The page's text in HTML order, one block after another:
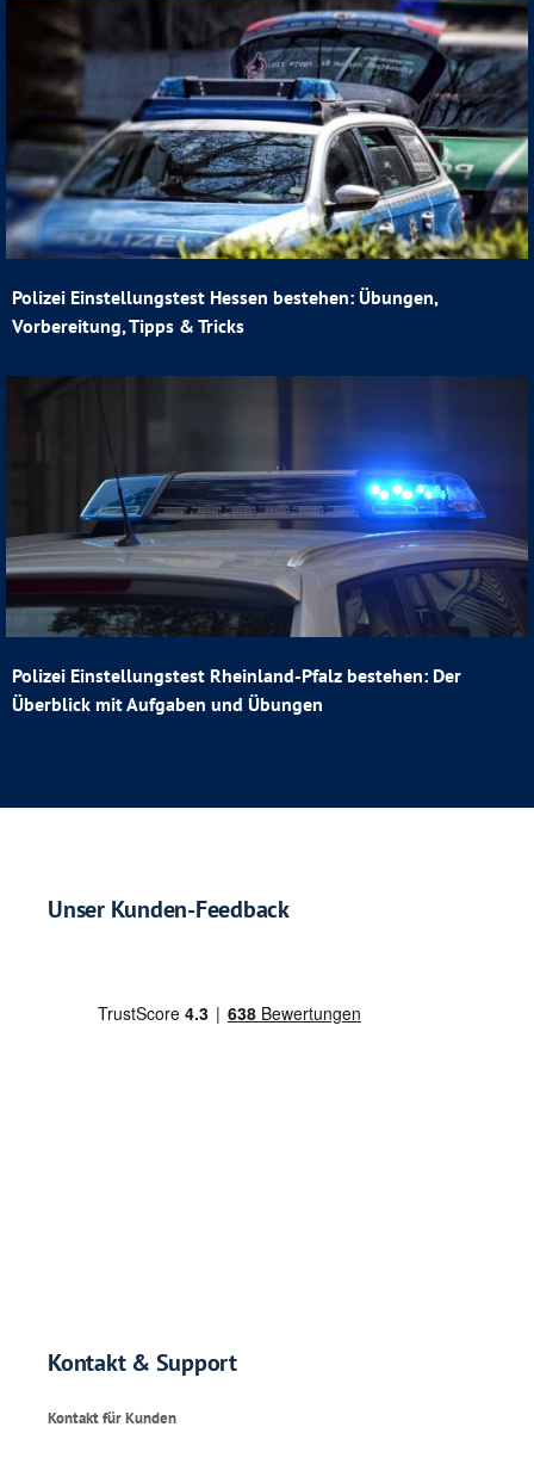
Polizei Einstellungstest Hessen bestehen: Übungen,
Vorbereitung, Tipps & Tricks
Polizei Einstellungstest Rheinland-Pfalz bestehen: Der
Überblick mit Aufgaben und Übungen
Unser Kunden-Feedback
Kontakt & Support
Kontakt für Kunden